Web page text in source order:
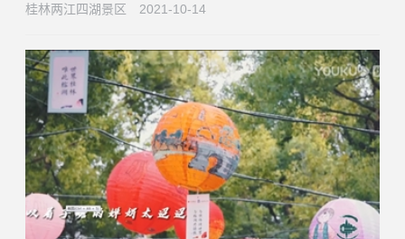
桂林两江四湖景区 2021-10-14